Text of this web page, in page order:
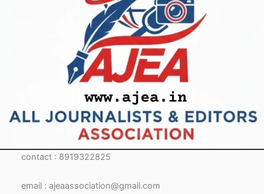
contact : 8919322825
email : ajeaassociation@gmail.com